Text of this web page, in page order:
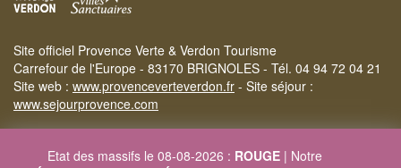
Site officiel Provence Verte & Verdon Tourisme
Carrefour de l'Europe - 83170 BRIGNOLES - Tél. 04 94 72 04 21
Site web : www.provenceverteverdon.fr - Site séjour :
www.sejourprovence.com
Etat des massifs le 08-08-2026 : ROUGE | Notre